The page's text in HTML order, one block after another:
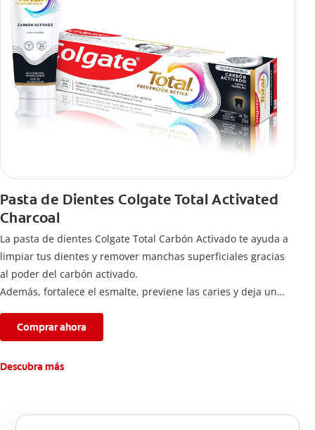
Pasta de Dientes Colgate Total Activated
Charcoal
La pasta de dientes Colgate Total Carbón Activado te ayuda a
limpiar tus dientes y remover manchas superficiales gracias
al poder del carbón activado.
Además, fortalece el esmalte, previene las caries y deja un
Comprar ahora
Descubra más